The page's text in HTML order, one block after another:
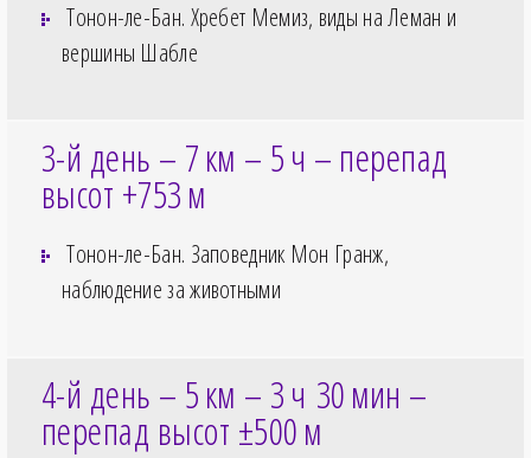
Тонон-ле-Бан. Хребет Мемиз, виды на Леман и
вершины Шабле
3-й день – 7км – 5ч – перепад
высот +753м
Тонон-ле-Бан. Заповедник Мон Гранж,
наблюдение за животными
4-й день – 5км – 3ч 30мин –
перепад высот ±500м